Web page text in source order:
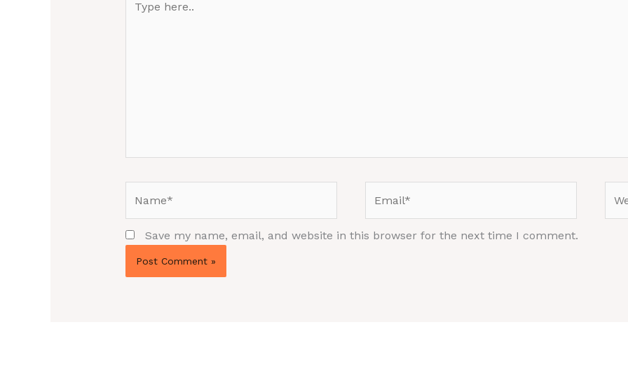
here..
Save my name, email, and website in this browser for the next time I comment.